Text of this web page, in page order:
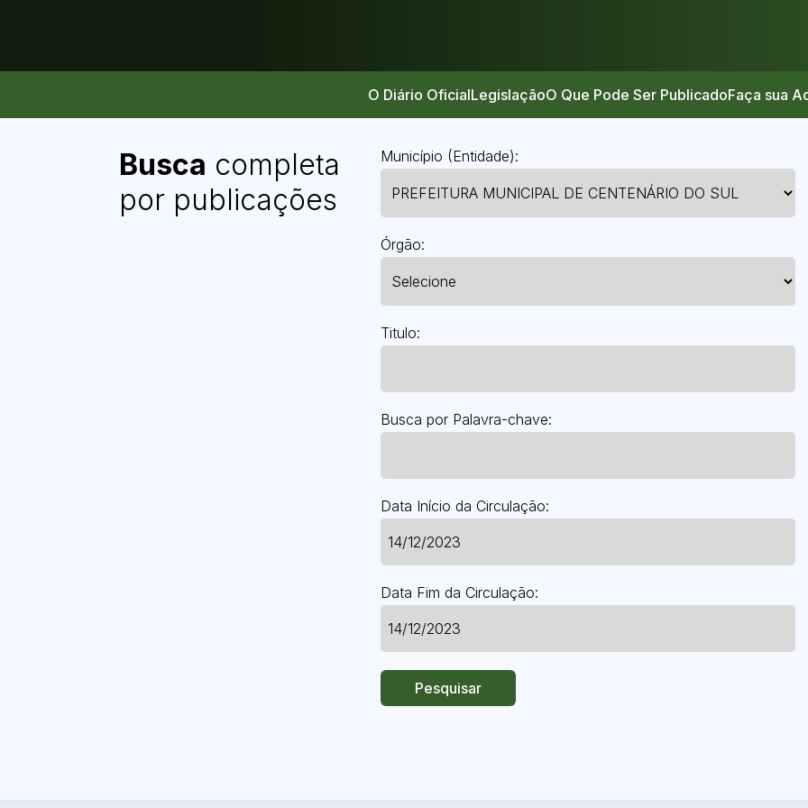
O Diário OficialLegislaçãoO Que Pode Ser PublicadoFaça sua
Busca completa
por publicações
Município (Entidade):
Órgão:
Titulo:
Busca por Palavra-chave:
Data Início da Circulação:
Data Fim da Circulação:
Pesquisar